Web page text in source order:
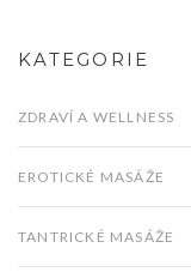
KATEGORIE
ZDRAVÍ A WELLNESS
EROTICKÉ MASÁŽE
TANTRICKÉ MASÁŽE